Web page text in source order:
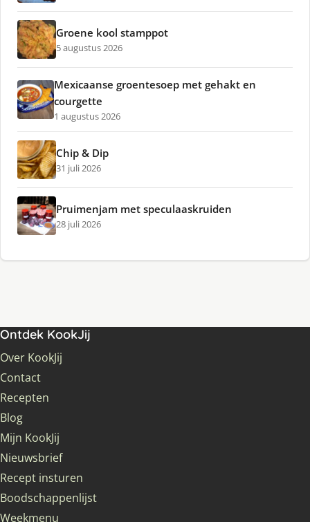
Groene kool stamppot
5 augustus 2026
Mexicaanse groentesoep met gehakt en
courgette
1 augustus 2026
Chip & Dip
31 juli 2026
Pruimenjam met speculaaskruiden
28 juli 2026
Ontdek KookJij
Over KookJij
Contact
Recepten
Blog
Mijn KookJij
Nieuwsbrief
Recept insturen
Boodschappenlijst
Weekmenu